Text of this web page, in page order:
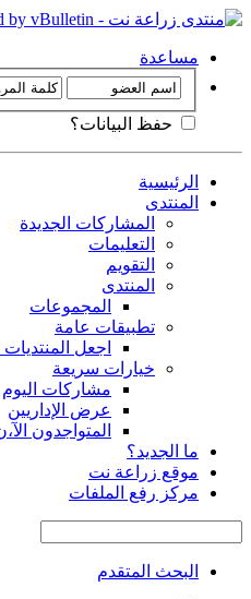
مساعدة
حفظ البيانات؟
الرئيسية
المنتدى
المشاركات الجديدة
التعليمات
التقويم
المنتدى
المجموعات
تطبيقات عامة
اجعل
خيارات سريعة
مشاركات اليوم
عرض الإداريين
المتواجدون
ما الجديد؟
موقع زراعة نت
مركز رفع الملفات
البحث المتقدم